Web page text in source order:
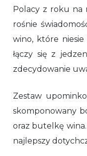
Polacy z roku na
rośnie
wino, które
łączy się z
zdecydowanie
Zestaw
skomponowany
oraz butelkę wina.
najlepszy